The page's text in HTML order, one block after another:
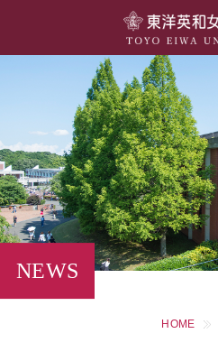
学部・学科
キャンパスライフ
留学・国際交流
キャリア・就職
NEWS
HOME